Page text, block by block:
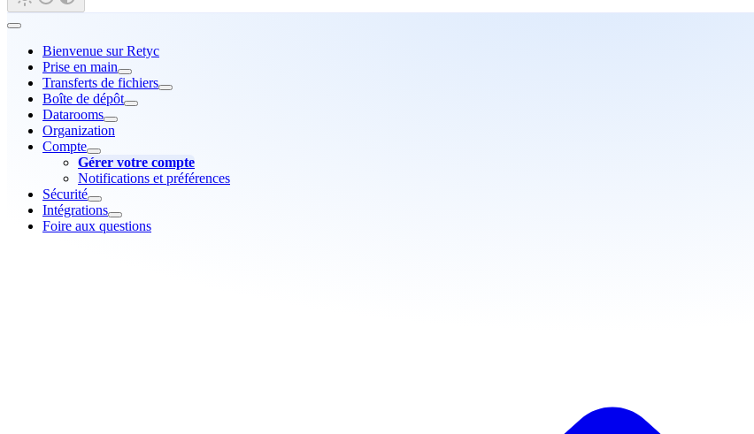
Bienvenue sur Retyc
Prise en main
Transferts de fichiers
Boîte de dépôt
Datarooms
Organization
Compte
Gérer votre compte
Notifications et préférences
Sécurité
Intégrations
Foire aux questions